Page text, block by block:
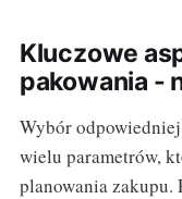
Kluczowe
pakowania -
Wybór
wielu parametrów,
planowania zakupu.